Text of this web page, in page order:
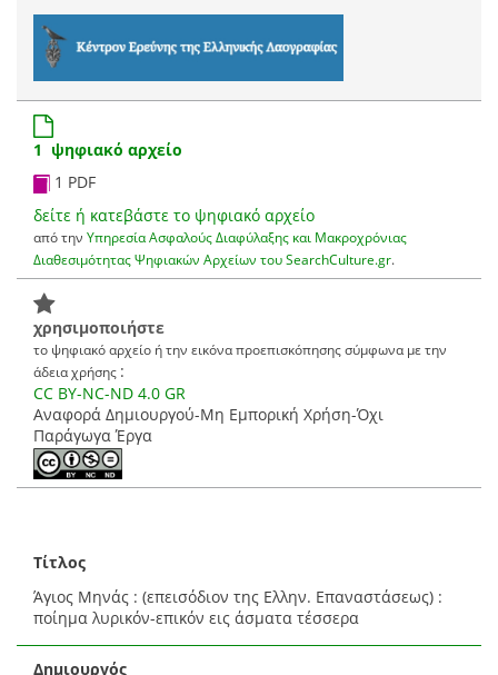
1 ψηφιακό αρχείο
1 PDF
δείτε ή κατεβάστε το ψηφιακό αρχείο
από την Υπηρεσία Ασφαλούς Διαφύλαξης και Μακροχρόνιας
Διαθεσιμότητας Ψηφιακών Αρχείων του SearchCulture.gr.
χρησιμοποιήστε
το ψηφιακό αρχείο ή την εικόνα προεπισκόπησης σύμφωνα με την
άδεια χρήσης :
CC BY-NC-ND 4.0 GR
Αναφορά Δημιουργού-Μη Εμπορική Χρήση-Όχι
Παράγωγα Έργα
Τίτλος
Άγιος Μηνάς : (επεισόδιον της Ελλην. Επαναστάσεως) :
ποίημα λυρικόν-επικόν εις άσματα τέσσερα
Δημιουργός